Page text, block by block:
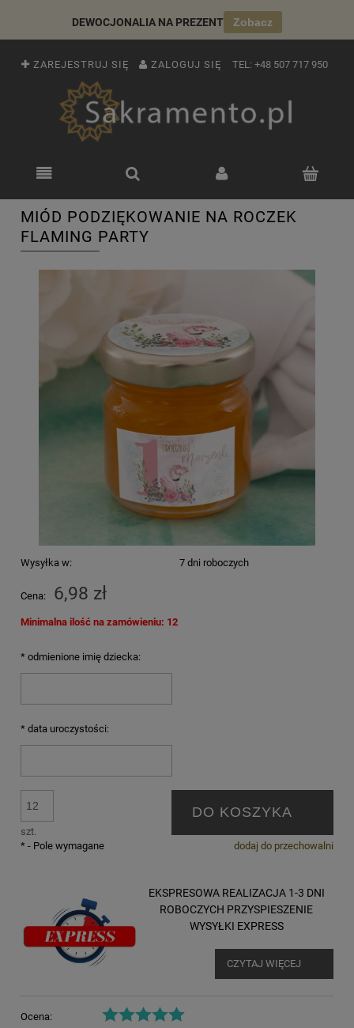
DEWOCJONALIA NA PREZENT Zobacz
ZAREJESTRUJ SIĘ ZALOGUJ SIĘ TEL: +48 507 717 950
MIÓD PODZIĘKOWANIE NA ROCZEK
FLAMING PARTY
Wysyłka w: 7 dni roboczych
Cena: 6,98 zł
Minimalna ilość na zamówieniu: 12
* odmienione imię dziecka:
* data uroczystości:
szt.
DO KOSZYKA
dodaj do przechowalni
* - Pole wymagane
EKSPRESOWA REALIZACJA 1-3 DNI
ROBOCZYCH PRZYSPIESZENIE
WYSYŁKI EXPRESS
CZYTAJ WIĘCEJ
Ocena: